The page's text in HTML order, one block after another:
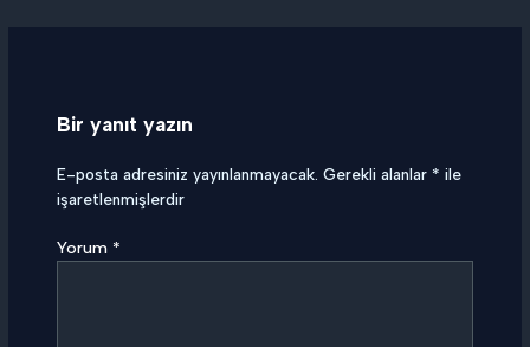
Bir yanıt yazın
E-posta adresiniz yayınlanmayacak. Gerekli alanlar * ile
işaretlenmişlerdir
Yorum *